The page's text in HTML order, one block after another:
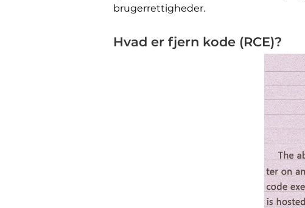
brugerrettigheder.
Hvad er fjern kode (RCE)?